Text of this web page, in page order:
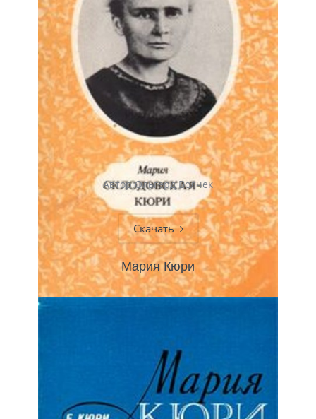
Автор:Ольгерд Волчек
Скачать
Мария Кюри